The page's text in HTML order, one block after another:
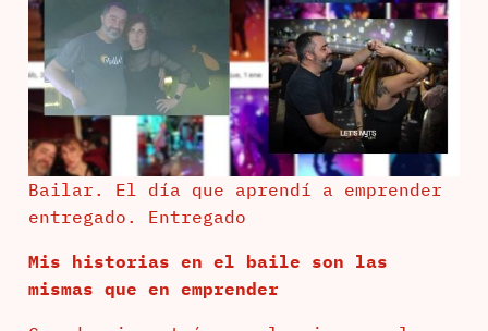
Bailar. El día que aprendí a emprender
entregado. Entregado
Mis historias en el baile son las
mismas que en emprender